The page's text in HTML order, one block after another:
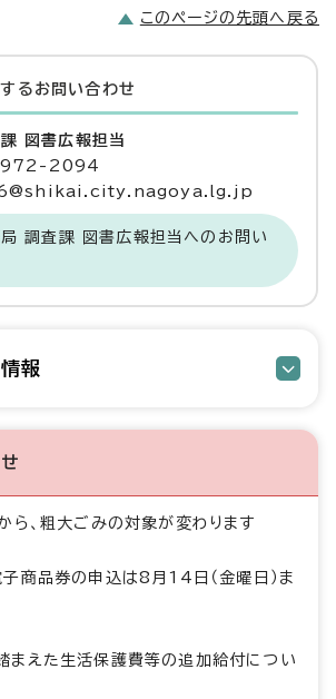
このページの先頭へ戻る
る お問い合わせ
図書広報担当
972-2094
調査課 図書広報担当へのお問い
報
、粗大ごみの対象が変わります
子商品券の申込は8月14日（金曜日）ま
まえた生活保護費等の追加給付につい